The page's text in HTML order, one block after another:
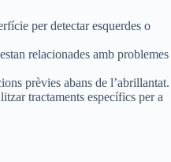
per detectar esquerdes o
relacionades amb problemes
prèvies abans de l’abrillantat.
tractaments específics per a